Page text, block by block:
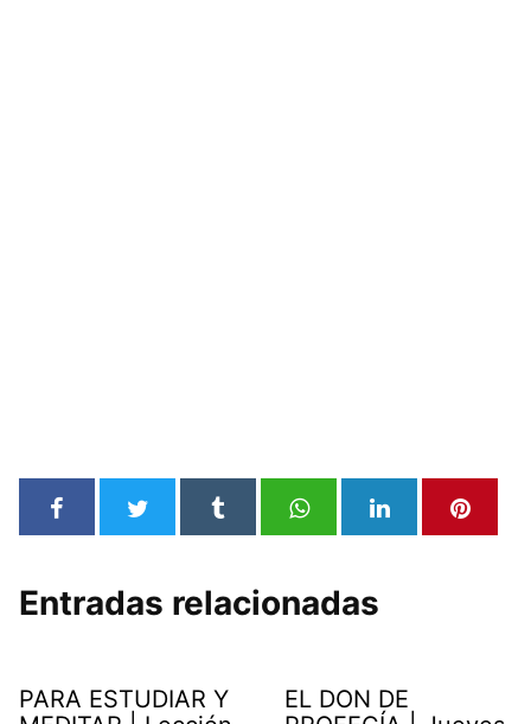
Entradas relacionadas
PARA ESTUDIAR Y
EL DON DE